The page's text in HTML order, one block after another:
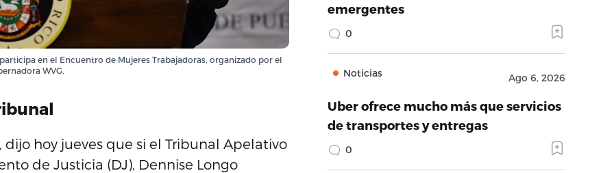
en el Encuentro de Mujeres Trabajadoras, organizado por el
WVG.
hoy jueves que si el Tribunal Apelativo
de Justicia (DJ), Dennise Longo
emergentes
0
Noticias Ago 6, 2026
Uber ofrece mucho más que servicios
de transportes y entregas
0